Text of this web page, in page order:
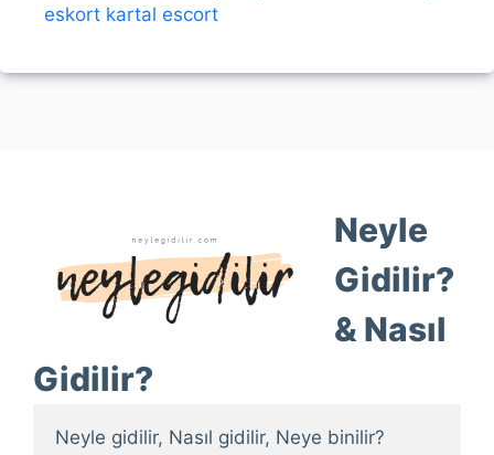
eskort kartal escort
Neyle
Gidilir?
& Nasıl
Gidilir?
Neyle gidilir, Nasıl gidilir, Neye binilir?